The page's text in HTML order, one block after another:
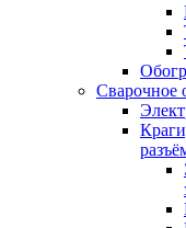
Сварочное